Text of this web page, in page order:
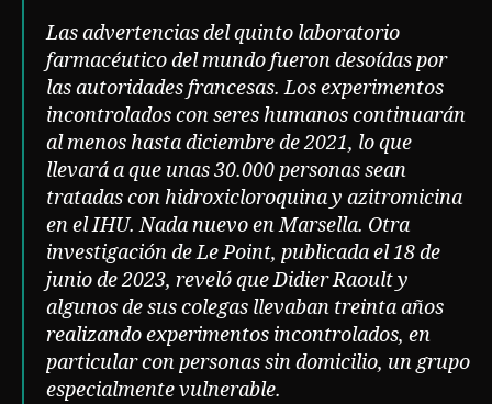
Las advertencias del quinto laboratorio
farmacéutico del mundo fueron desoídas por
las autoridades francesas. Los experimentos
incontrolados con seres humanos continuarán
al menos hasta diciembre de 2021, lo que
llevará a que unas 30.000 personas sean
tratadas con hidroxicloroquina y azitromicina
en el IHU. Nada nuevo en Marsella. Otra
investigación de Le Point, publicada el 18 de
junio de 2023, reveló que Didier Raoult y
algunos de sus colegas llevaban treinta años
realizando experimentos incontrolados, en
particular con personas sin domicilio, un grupo
especialmente vulnerable.